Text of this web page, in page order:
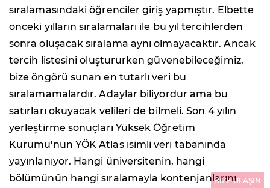
sıralamasındaki öğrenciler giriş yapmıştır. Elbette
önceki yılların sıralamaları ile bu yıl tercihlerden
sonra oluşacak sıralama aynı olmayacaktır. Ancak
tercih listesini oluştururken güvenebileceğimiz,
bize öngörü sunan en tutarlı veri bu
sıralamamalardır. Adaylar biliyordur ama bu
satırları okuyacak velileri de bilmeli. Son 4 yılın
yerleştirme sonuçları Yüksek Öğretim
Kurumu'nun YÖK Atlas isimli veri tabanında
yayınlanıyor. Hangi üniversitenin, hangi
bölümünün hangi sıralamayla kontenjanlarınıBİZE ULAŞIN